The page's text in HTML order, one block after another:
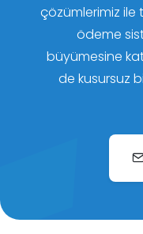
çözümlerimiz ile
ödeme
büyümesine
de kusursuz